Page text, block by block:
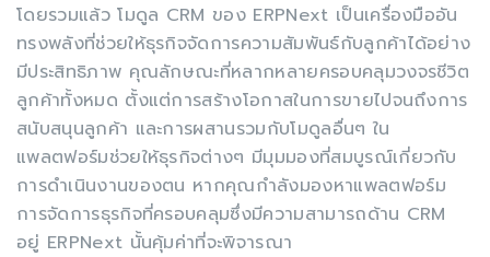
โดยรวมแล้ว โมดูล CRM ของ ERPNext เป็นเครื่องมืออัน
ทรงพลังที่ช่วยให้ธุรกิจจัดการความสัมพันธ์กับลูกค้าได้อย่าง
มีประสิทธิภาพ คุณลักษณะที่หลากหลายครอบคลุมวงจรชีวิต
ลูกค้าทั้งหมด ตั้งแต่การสร้างโอกาสในการขายไปจนถึงการ
สนับสนุนลูกค้า และการผสานรวมกับโมดูลอื่นๆ ใน
แพลตฟอร์มช่วยให้ธุรกิจต่างๆ มีมุมมองที่สมบูรณ์เกี่ยวกับ
การดำเนินงานของตน หากคุณกำลังมองหาแพลตฟอร์ม
การจัดการธุรกิจที่ครอบคลุมซึ่งมีความสามารถด้าน CRM
อยู่ ERPNext นั้นคุ้มค่าที่จะพิจารณา